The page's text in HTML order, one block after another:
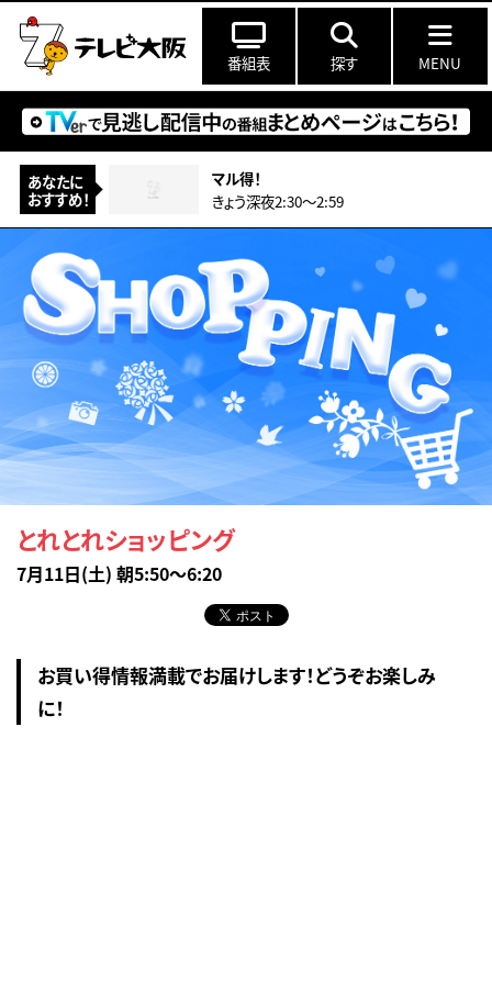
番組表 探す MENU
あなたに
おすすめ！
マル得！
きょう深夜2:30〜2:59
とれとれショッピング
7月11日(土) 朝5:50～6:20
お買い得情報満載でお届けします！どうぞお楽しみ
に！